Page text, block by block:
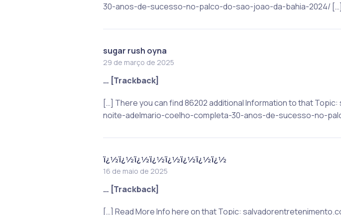
30-anos-de-sucesso-no-palco-do-sao-joao-da-bahia-2024/ […]
sugar rush oyna
29 de março de 2025
… [Trackback]
[…] There you can find 86202 additional Information to that
noite-adelmario-coelho-completa-30-anos-de-sucesso-no-
ï¿½ï¿½ï¿½ï¿½ï¿½ï¿½ï¿½ï¿½
16 de maio de 2025
… [Trackback]
[…] Read More Info here on that Topic: